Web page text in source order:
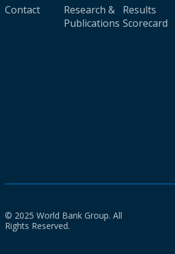
Contact
Research &
Publications
Results
Scorecard
© 2025 World Bank Group. All
Rights Reserved.